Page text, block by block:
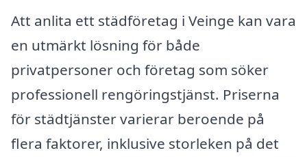
Att anlita ett städföretag i Veinge kan vara
en utmärkt lösning för både
privatpersoner och företag som söker
professionell rengöringstjänst. Priserna
för städtjänster varierar beroende på
flera faktorer, inklusive storleken på det